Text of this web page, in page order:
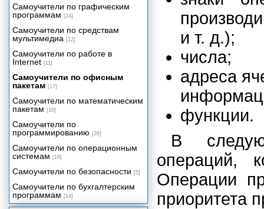
и т. д.);
числа;
адреса
функции.
В
операций,
Операции
приоритета
От таблицы умножения к
элементарным расчетам
денежных потоков
Создание табличной базы
данных сотрудников
Должностные оклады и премии
Написание числовых данных
прописью
рабочего времени
физических лиц
Учет доходов и расходов в быту и
бизнесе
Функции рабочего листа
Самоучители по графическим
программам [24]
Самоучители по средствам
мультимедиа [12]
Самоучители по работе в
Internet [11]
Самоучители по офисным
пакетам [17]
Самоучители по математическим
пакетам [10]
Самоучители по
программированию [26]
Самоучители по операционным
системам [16]
Самоучители по безопасности [5]
Самоучители по бухгалтерским
программам [14]